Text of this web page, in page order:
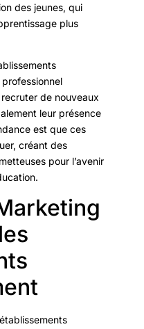
des jeunes, qui
plus
de nouveaux
leur présence
est que ces
créant des
pour l’avenir